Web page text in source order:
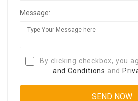
Message:
By clicking checkbox, you
and Conditions and